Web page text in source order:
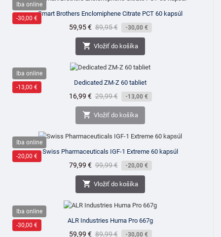
Iba online
-30,00 €
Smart Brothers Enclomiphene Citrate PCT 60 kapsúl
Cena
59,95 € Bežná
cena
89,95 € -30,00 €
 Vložiť do košíka
Iba online
-13,00 €
Dedicated ZM-Z 60 tabliet
Cena
16,99 € Bežná
cena
29,99 € -13,00 €
 Vložiť do košíka
Iba online
-20,00 €
Swiss Pharmaceuticals IGF-1 Extreme 60 kapsúl
Cena
79,99 € Bežná
cena
99,99 € -20,00 €
 Vložiť do košíka
Iba online
-30,00 €
ALR Industries Huma Pro 667g
Cena
59,99 € Bežná
89,99 € -30,00 €